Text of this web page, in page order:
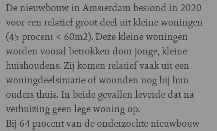
De nieuwbouw in Amsterdam bestond in 2020
voor een relatief groot deel uit kleine woningen
(45 procent < 60m2). Deze kleine woningen
worden vooral betrokken door jonge, kleine
huishoudens. Zij komen relatief vaak uit een
woningdeelsituatie of woonden nog bij hun
ouders thuis. In beide gevallen leverde dat na
verhuizing geen lege woning op.
Bij 64 procent van de onderzochte nieuwbouw